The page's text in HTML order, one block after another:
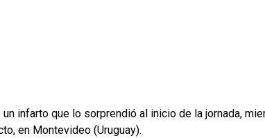
infarto que lo sorprendió al inicio de la jornada,
en Montevideo (Uruguay).